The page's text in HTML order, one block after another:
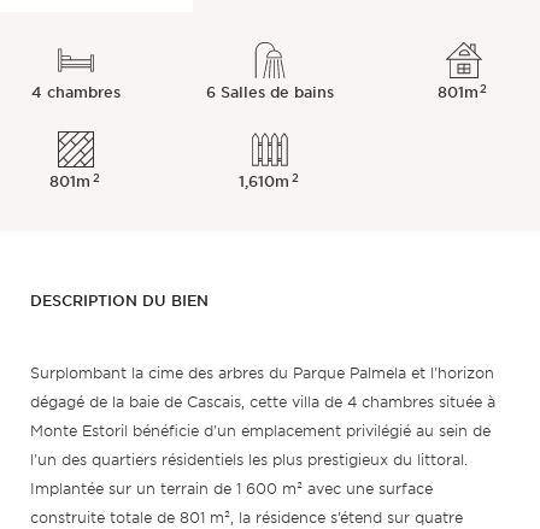
4 chambres 6 Salles de bains 801m2
801m2 1,610m2
DESCRIPTION DU BIEN
Surplombant la cime des arbres du Parque Palmela et l'horizon
dégagé de la baie de Cascais, cette villa de 4 chambres située à
Monte Estoril bénéficie d'un emplacement privilégié au sein de
l'un des quartiers résidentiels les plus prestigieux du littoral.
Implantée sur un terrain de 1 600 m² avec une surface
construite totale de 801 m², la résidence s’étend sur quatre